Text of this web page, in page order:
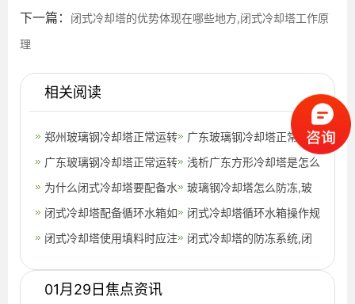
下一篇：
闭式冷却塔的优势体现在哪些地方,闭式冷却塔工作原
理
相关阅读
郑州玻璃钢冷却塔正常运转
时需检查事项
广东玻璃钢冷却塔正常运转
时需检查事项(广东玻璃钢
冷却塔作
广东玻璃钢冷却塔正常运转
时需检查事项(广东玻璃钢
冷却塔供
浅析广东方形冷却塔是怎么
运作的呢?(广东冷却塔有哪
些)
为什么闭式冷却塔要配备水
箱？闭式冷却塔图片
玻璃钢冷却塔怎么防冻,玻
璃钢冷却塔结构图
闭式冷却塔配备循环水箱如
何操作,闭式冷却塔吨位型
闭式冷却塔循环水箱操作规
范,闭式冷却塔循环水流速
闭式冷却塔使用填料时应注
填料的作用
闭式冷却塔的防冻系统,闭
01月29日焦点资讯